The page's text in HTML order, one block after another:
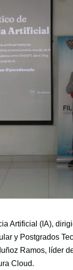
Artificial (IA),
y Postgrados
Ramos, líder
Cloud.